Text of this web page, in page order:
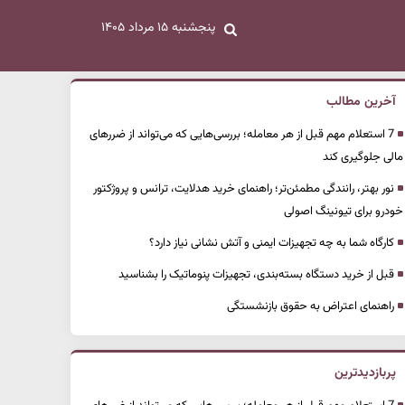
پنجشنبه ۱۵ مرداد ۱۴۰۵
آخرین مطالب
7 استعلام مهم قبل از هر معامله؛ بررسی‌هایی که می‌تواند از ضررهای
مالی جلوگیری کند
نور بهتر، رانندگی مطمئن‌تر؛ راهنمای خرید هدلایت، ترانس و پروژکتور
خودرو برای تیونینگ اصولی
کارگاه شما به چه تجهیزات ایمنی و آتش نشانی نیاز دارد؟
قبل از خرید دستگاه بسته‌بندی، تجهیزات پنوماتیک را بشناسید
راهنمای اعتراض به حقوق بازنشستگی
پربازدیدترین